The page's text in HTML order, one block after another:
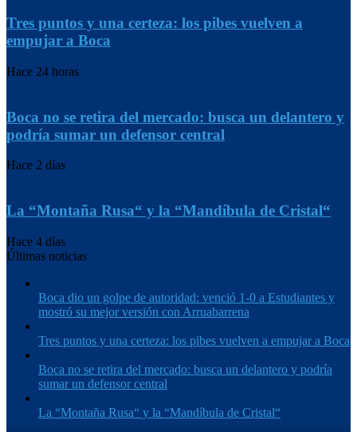
Tres puntos y una certeza: los pibes vuelven a
empujar a Boca
Hace 24 horas
Boca no se retira del mercado: busca un delantero y
podría sumar un defensor central
Hace 2 días
La “Montaña Rusa“ y la “Mandíbula de Cristal“
Hace 4 días
Últimas noticias
Boca dio un golpe de autoridad: venció 1-0 a Estudiantes y
mostró su mejor versión con Arruabarrena
Tres puntos y una certeza: los pibes vuelven a empujar a Boca
Boca no se retira del mercado: busca un delantero y podría
sumar un defensor central
La “Montaña Rusa“ y la “Mandíbula de Cristal“